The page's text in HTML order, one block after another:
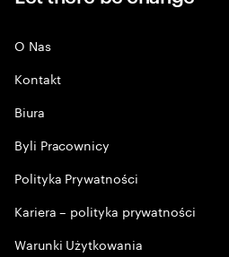
O Nas
Kontakt
Biura
Byli Pracownicy
Polityka Prywatności
Kariera – polityka prywatności
Warunki Użytkowania